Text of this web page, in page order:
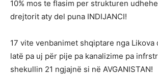
10% mos te flasim per strukturen
drejtorit aty del puna INDIJANCI!
17 vite venbanimet shqiptare nga Likova
latë pa uj për pije pa kanalizime pa
shekullin 21 ngjajnë si në AVGANISTAN!